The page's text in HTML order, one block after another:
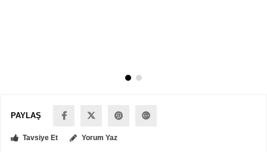
PAYLAŞ
Tavsiye Et Yorum Yaz